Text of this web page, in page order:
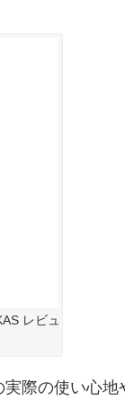
レビュ
際の使い心